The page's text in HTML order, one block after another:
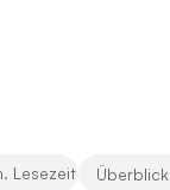
Lesezeit Überblick